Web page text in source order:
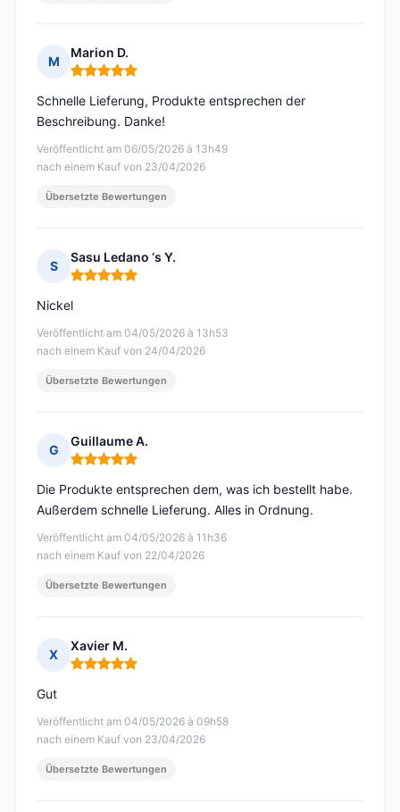
M
Marion D.
Hinweis: 5 von 5
Veröffentlicht am 06/05/2026 à 13h49
nach einem Kauf von 23/04/2026
Schnelle Lieferung, Produkte entsprechen der
Beschreibung. Danke!
Übersetzte Bewertungen
S
Sasu Ledano ‘s Y.
Hinweis: 5 von 5
Veröffentlicht am 04/05/2026 à 13h53
nach einem Kauf von 24/04/2026
Nickel
Übersetzte Bewertungen
G
Guillaume A.
Hinweis: 5 von 5
Veröffentlicht am 04/05/2026 à 11h36
nach einem Kauf von 22/04/2026
Die Produkte entsprechen dem, was ich bestellt habe.
Außerdem schnelle Lieferung. Alles in Ordnung.
Übersetzte Bewertungen
X
Xavier M.
Hinweis: 5 von 5
Veröffentlicht am 04/05/2026 à 09h58
nach einem Kauf von 23/04/2026
Gut
Übersetzte Bewertungen